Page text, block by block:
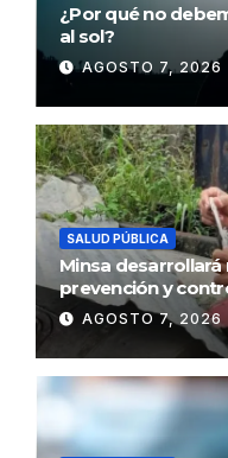
¿Por qué no
al sol?
AGOSTO 7, 2026
SALUD PÚBLICA
Minsa
prevención y
AGOSTO 7, 2026